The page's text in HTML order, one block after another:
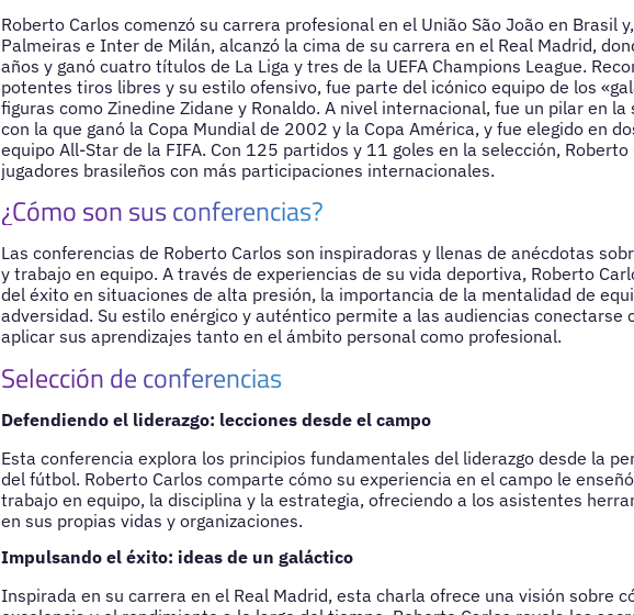
Roberto Carlos comenzó su carrera profesional en el União São João en Brasil
Palmeiras e Inter de Milán, alcanzó la cima de su carrera en el Real Madrid,
años y ganó cuatro títulos de La Liga y tres de la UEFA Champions League.
potentes tiros libres y su estilo ofensivo, fue parte del icónico equipo de los
figuras como Zinedine Zidane y Ronaldo. A nivel internacional, fue un pilar en la
con la que ganó la Copa Mundial de 2002 y la Copa América, y fue elegido en
equipo All-Star de la FIFA. Con 125 partidos y 11 goles en la selección, Roberto
jugadores brasileños con más participaciones internacionales.
¿Cómo son sus conferencias?
Las conferencias de Roberto Carlos son inspiradoras y llenas de anécdotas
y trabajo en equipo. A través de experiencias de su vida deportiva, Roberto
del éxito en situaciones de alta presión, la importancia de la mentalidad de
adversidad. Su estilo enérgico y auténtico permite a las audiencias conectarse
aplicar sus aprendizajes tanto en el ámbito personal como profesional.
Selección de conferencias
Defendiendo el liderazgo: lecciones desde el campo
Esta conferencia explora los principios fundamentales del liderazgo desde la
del fútbol. Roberto Carlos comparte cómo su experiencia en el campo le
trabajo en equipo, la disciplina y la estrategia, ofreciendo a los asistentes
en sus propias vidas y organizaciones.
Impulsando el éxito: ideas de un galáctico
Inspirada en su carrera en el Real Madrid, esta charla ofrece una visión sobre